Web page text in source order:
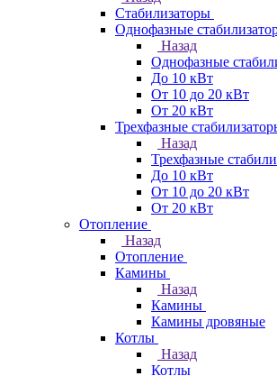
Стабилизаторы
Однофазные
Назад
Однофазные
До 10 кВт
От 10 до 20 кВт
От 20 кВт
Трехфазные
Назад
Трехфазные
До 10 кВт
От 10 до 20 кВт
От 20 кВт
Отопление
Назад
Отопление
Камины
Назад
Камины
Камины дровяные
Котлы
Назад
Котлы